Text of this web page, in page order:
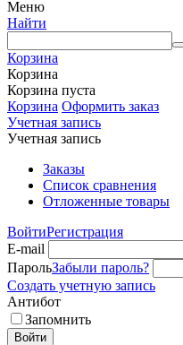
Меню
Найти
Корзина
Корзина
Корзина пуста
Корзина Оформить заказ
Учетная запись
Учетная запись
Заказы
Список сравнения
Отложенные товары
ВойтиРегистрация
E-mail
ПарольЗабыли пароль?
Создать учетную запись
Антибот
Запомнить
Войти